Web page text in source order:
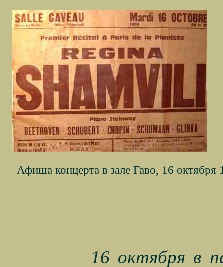
Афиша концерта в зале Гаво, 16 октября
16 октября в